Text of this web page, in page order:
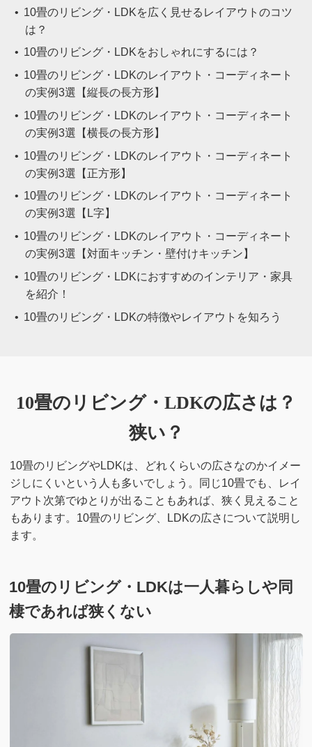
10畳のリビング・LDKを広く見せるレイアウトのコツ
は？
10畳のリビング・LDKをおしゃれにするには？
10畳のリビング・LDKのレイアウト・コーディネート
の実例3選【縦長の長方形】
10畳のリビング・LDKのレイアウト・コーディネート
の実例3選【横長の長方形】
10畳のリビング・LDKのレイアウト・コーディネート
の実例3選【正方形】
10畳のリビング・LDKのレイアウト・コーディネート
の実例3選【L字】
10畳のリビング・LDKのレイアウト・コーディネート
の実例3選【対面キッチン・壁付けキッチン】
10畳のリビング・LDKにおすすめのインテリア・家具
を紹介！
10畳のリビング・LDKの特徴やレイアウトを知ろう
10畳のリビング・LDKの広さは？
狭い？
10畳のリビングやLDKは、どれくらいの広さなのかイメー
ジしにくいという人も多いでしょう。同じ10畳でも、レイ
アウト次第でゆとりが出ることもあれば、狭く見えること
もあります。10畳のリビング、LDKの広さについて説明し
ます。
10畳のリビング・LDKは一人暮らしや同
棲であれば狭くない